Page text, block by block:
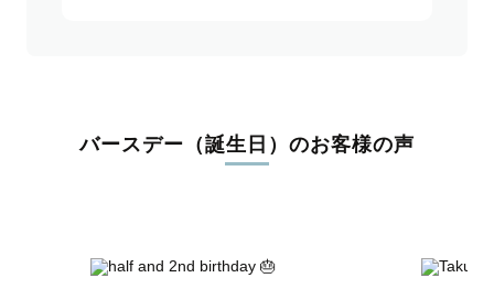
バースデー（誕生日）のお客様の声